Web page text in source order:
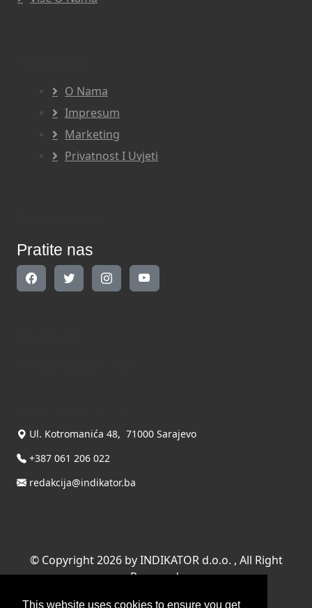
This website uses cookies to ensure you get
O Nama
Impresum
Marketing
Privatnost I Uvjeti
Pratite nas
Ul. Kotromanića 48, 71000 Sarajevo
+387 061 206 022
redakcija@indikator.ba
© Copyright 2026 by INDIKATOR d.o.o. , All Right
Reserved.
Terms Of Use|Privacy Statement